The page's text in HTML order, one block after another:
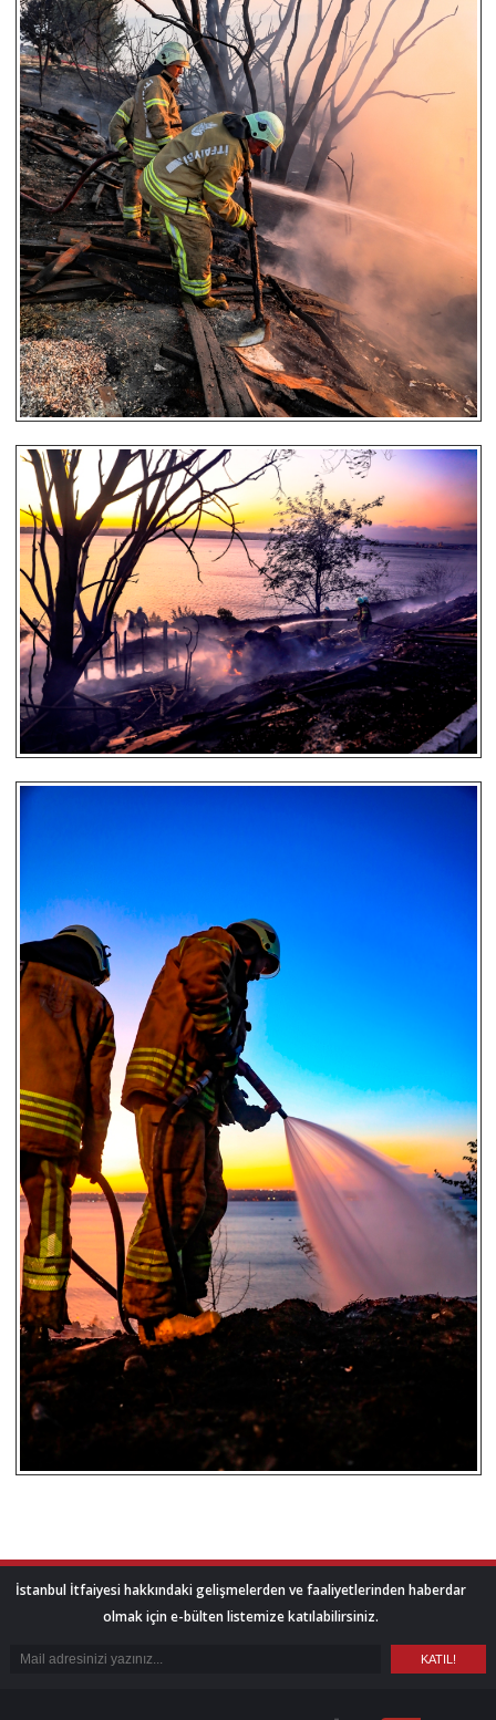
İstanbul İtfaiyesi hakkındaki gelişmelerden ve faaliyetlerinden haberdar
olmak için e-bülten listemize katılabilirsiniz.